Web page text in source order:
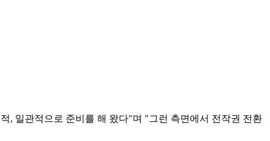
, 일관적으로 준비를 해 왔다"며 "그런 측면에서 전작권 전환